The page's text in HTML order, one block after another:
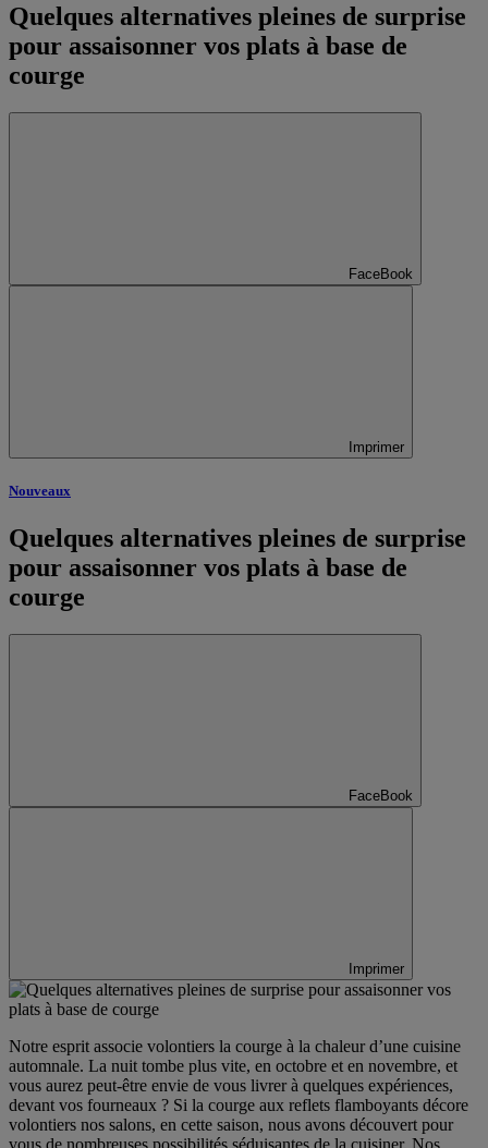
Quelques alternatives pleines de surprise
pour assaisonner vos plats à base de
courge
FaceBook
Imprimer
Nouveaux
Quelques alternatives pleines de surprise
pour assaisonner vos plats à base de
courge
FaceBook
Imprimer
Notre esprit associe volontiers la courge à la chaleur d’une cuisine
automnale. La nuit tombe plus vite, en octobre et en novembre, et
vous aurez peut-être envie de vous livrer à quelques expériences,
devant vos fourneaux ? Si la courge aux reflets flamboyants décore
volontiers nos salons, en cette saison, nous avons découvert pour
vous de nombreuses possibilités séduisantes de la cuisiner. Nos